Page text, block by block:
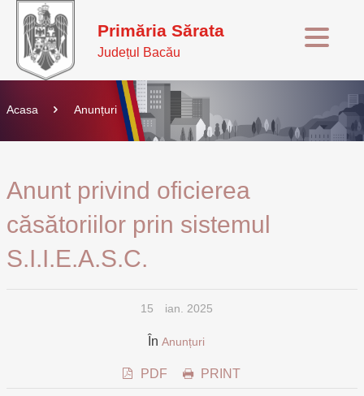
Primăria Sărata
Județul Bacău
Acasa Anunțuri
Anunt privind oficierea
căsătoriilor prin sistemul
S.I.I.E.A.S.C.
15 ian. 2025
În Anunțuri
PDF PRINT